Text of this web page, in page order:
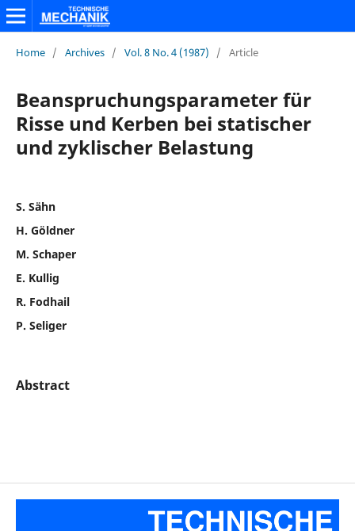
Home / Archives / Vol. 8 No. 4 (1987) / Article
Beanspruchungsparameter für
Risse und Kerben bei statischer
und zyklischer Belastung
S. Sähn
H. Göldner
M. Schaper
E. Kullig
R. Fodhail
P. Seliger
Abstract